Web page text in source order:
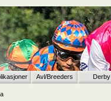
Avl/Breeders Derby